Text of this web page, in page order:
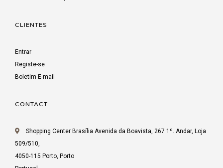
CLIENTES
Entrar
Registe-se
Boletim E-mail
CONTACT
Shopping Center Brasília Avenida da Boavista, 267 1º. Andar, Loja
509/510,
4050-115 Porto, Porto